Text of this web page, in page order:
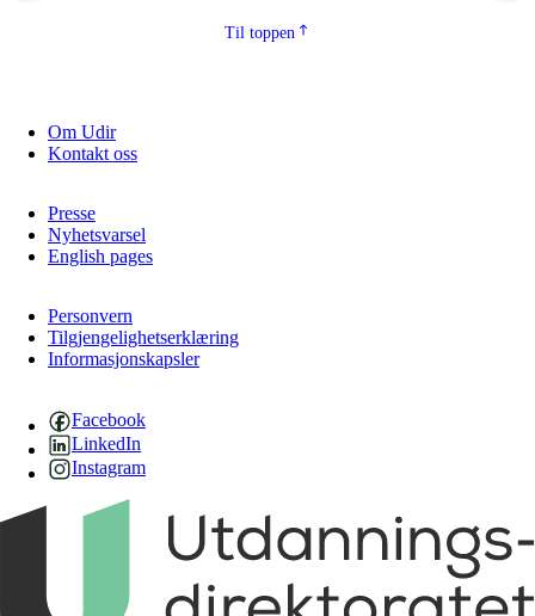
Til toppen
Om Udir
Kontakt oss
Presse
Nyhetsvarsel
English pages
Personvern
Tilgjengelighetserklæring
Informasjonskapsler
Facebook
LinkedIn
Instagram